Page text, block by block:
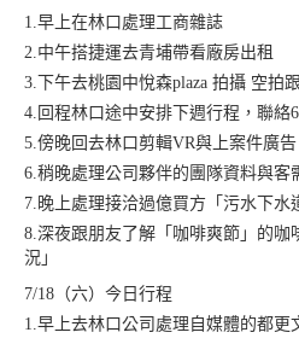
1.早上在林口處理工商雜誌
2.中午搭捷運去青埔帶看廠房出租
3.下午去桃園中悅森plaza 拍攝 空拍
4.回程林口途中安排下週行程，聯絡
5.傍晚回去林口剪輯VR與上案件廣告
6.稍晚處理公司夥伴的團隊資料與客
7.晚上處理接洽過億買方「污水下水
8.深夜跟朋友了解「咖啡爽節」的咖
況」
7/18（六）今日行程
1.早上去林口公司處理自媒體的都更